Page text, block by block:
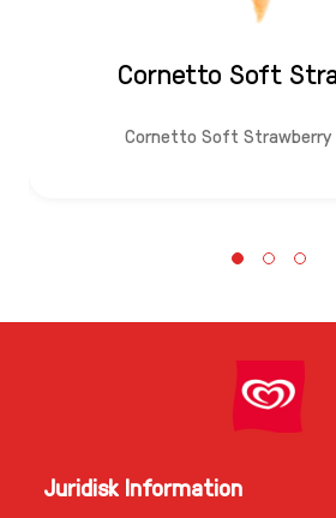
Cornetto Soft
Cornetto Soft Strawberry
Juridisk Information